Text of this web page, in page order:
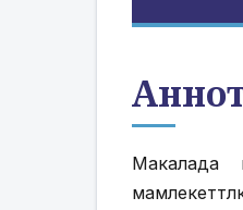
Макалада